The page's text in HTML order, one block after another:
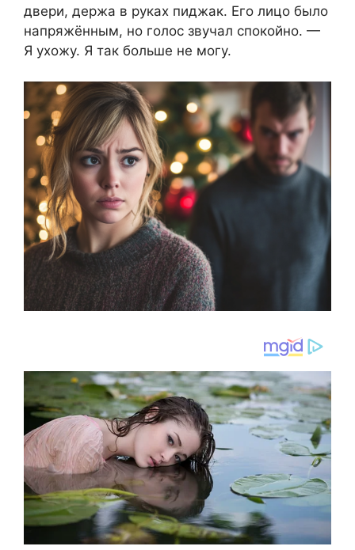
двери, держа в руках пиджак. Его лицо было
напряжённым, но голос звучал спокойно. —
Я ухожу. Я так больше не могу.